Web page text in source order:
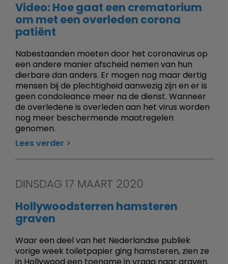
Video: Hoe gaat een crematorium
om met een overleden corona
patiënt
Nabestaanden moeten door het coronavirus op
een andere manier afscheid nemen van hun
dierbare dan anders. Er mogen nog maar dertig
mensen bij de plechtigheid aanwezig zijn en er is
geen condoleance meer na de dienst. Wanneer
de overledene is overleden aan het virus worden
nog meer beschermende maatregelen
genomen.
Lees verder
DINSDAG 17 MAART 2020
Hollywoodsterren hamsteren
graven
Waar een deel van het Nederlandse publiek
vorige week toiletpapier ging hamsteren, zien ze
in Hollywood een toename in vraag naar graven.